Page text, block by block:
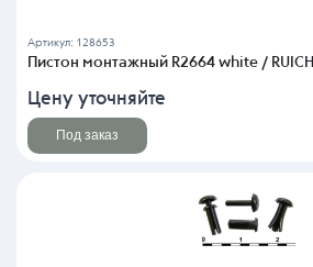
Артикул: 128653
Пистон монтажный R2664 white / RUICHI
Цену уточняйте
Под заказ